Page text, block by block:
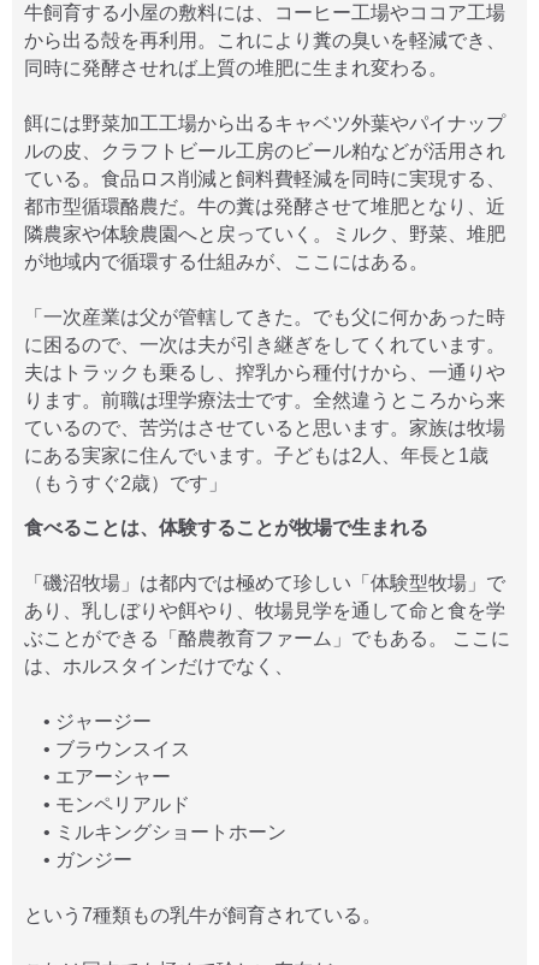
牛飼育する小屋の敷料には、コーヒー工場やココア工場
から出る殻を再利用。これにより糞の臭いを軽減でき、
同時に発酵させれば上質の堆肥に生まれ変わる。
餌には野菜加工工場から出るキャベツ外葉やパイナップ
ルの皮、クラフトビール工房のビール粕などが活用され
ている。食品ロス削減と飼料費軽減を同時に実現する、
都市型循環酪農だ。牛の糞は発酵させて堆肥となり、近
隣農家や体験農園へと戻っていく。ミルク、野菜、堆肥
が地域内で循環する仕組みが、ここにはある。
「一次産業は父が管轄してきた。でも父に何かあった時
に困るので、一次は夫が引き継ぎをしてくれています。
夫はトラックも乗るし、搾乳から種付けから、一通りや
ります。前職は理学療法士です。全然違うところから来
ているので、苦労はさせていると思います。家族は牧場
にある実家に住んでいます。子どもは2人、年長と1歳
（もうすぐ2歳）です」
食べることは、体験することが牧場で生まれる
「磯沼牧場」は都内では極めて珍しい「体験型牧場」で
あり、乳しぼりや餌やり、牧場見学を通して命と食を学
ぶことができる「酪農教育ファーム」でもある。 ここに
は、ホルスタインだけでなく、
• ジャージー
• ブラウンスイス
• エアーシャー
• モンペリアルド
• ミルキングショートホーン
• ガンジー
という7種類もの乳牛が飼育されている。